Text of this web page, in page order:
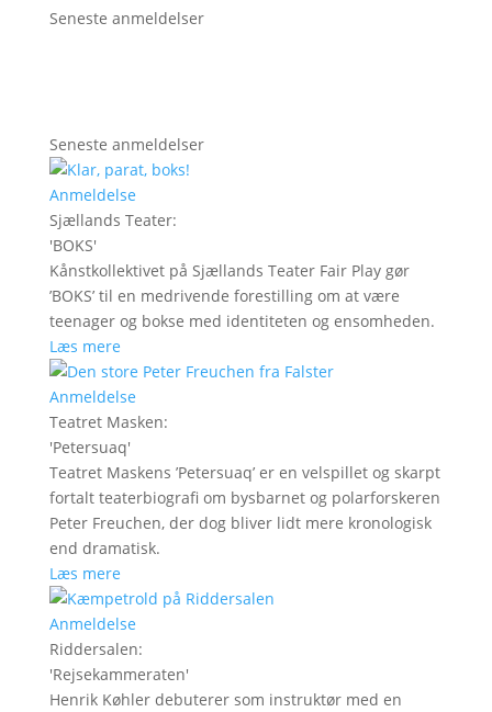
Seneste anmeldelser
Seneste anmeldelser
Anmeldelse
Sjællands Teater:
'BOKS'
Kånstkollektivet på Sjællands Teater Fair Play gør
’BOKS’ til en medrivende forestilling om at være
teenager og bokse med identiteten og ensomheden.
Læs mere
Anmeldelse
Teatret Masken:
'Petersuaq'
Teatret Maskens ’Petersuaq’ er en velspillet og skarpt
fortalt teaterbiografi om bysbarnet og polarforskeren
Peter Freuchen, der dog bliver lidt mere kronologisk
end dramatisk.
Læs mere
Anmeldelse
Riddersalen:
'Rejsekammeraten'
Henrik Køhler debuterer som instruktør med en